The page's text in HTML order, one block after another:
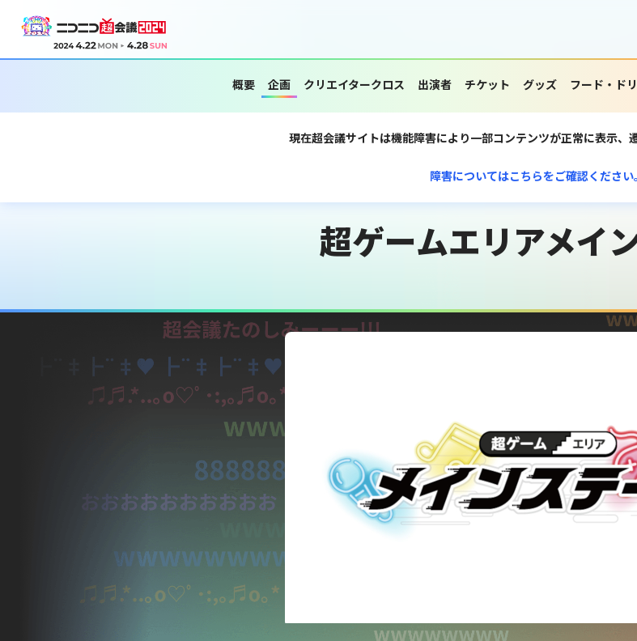
概要 企画 クリエイタークロス 出演者 チケット グッズ フード・ド
現在超会議サイトは機能障害により一部コンテンツが正常に表示、
障害についてはこちらをご確認ください。
超ゲームエリアメイ